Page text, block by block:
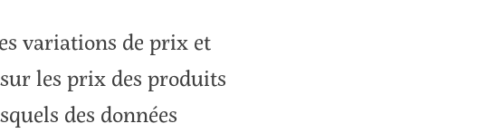
variations de prix et
les prix des produits
des données